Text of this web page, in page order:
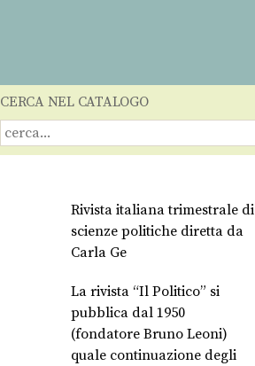
CERCA NEL CATALOGO
Rivista italiana trimestrale di
scienze politiche diretta da
Carla Ge
La rivista “Il Politico” si
pubblica dal 1950
(fondatore Bruno Leoni)
quale continuazione degli